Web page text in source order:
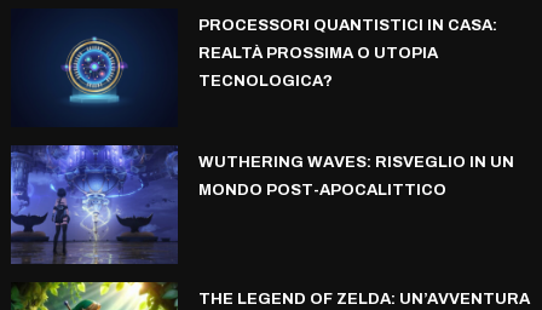
PROCESSORI QUANTISTICI IN CASA:
REALTÀ PROSSIMA O UTOPIA
TECNOLOGICA?
WUTHERING WAVES: RISVEGLIO IN UN
MONDO POST-APOCALITTICO
THE LEGEND OF ZELDA: UN’AVVENTURA